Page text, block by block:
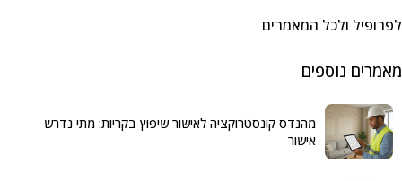
לפרופיל ולכל המאמרים
מאמרים נוספים
מהנדס קונסטרוקציה לאישור שיפוץ בקריות: מתי נדרש
אישור